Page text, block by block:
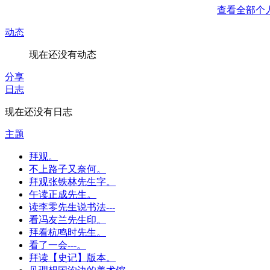
查看全部个
动态
现在还没有动态
分享
日志
现在还没有日志
主题
拜观。
不上路子又奈何。
拜观张铁林先生字。
午读正成先生。
读李零先生说书法---
看冯友兰先生印。
拜看杭鸣时先生。
看了一会---。
拜读【史记】版本。